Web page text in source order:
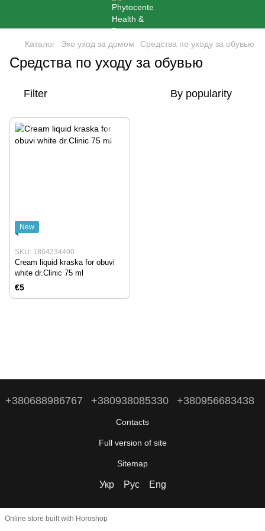
Каталог Эко уход за домом Средства по уходу за обувью
Средства по уходу за обувью
Filter By popularity
New
SKU: 1864234400
Cream liquid kraska for obuvi
white dr.Clinic 75 ml
€5
+380688986767 +380938085330 +380956683438
Contacts
Full version of site
Sitemap
Укр Рус Eng
Online store built with Horoshop